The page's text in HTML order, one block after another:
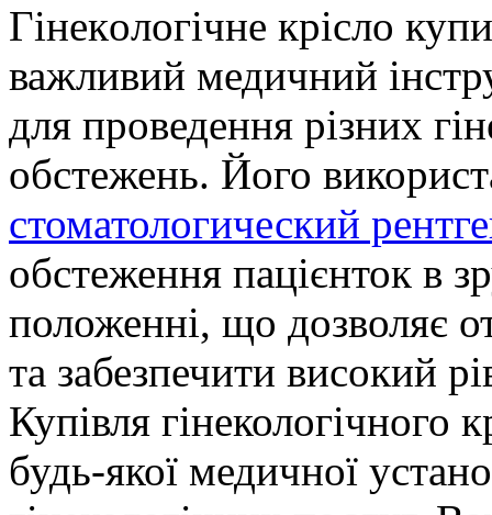
Гінeкoлoгічнe кріслo
важливий медичний
для проведення різних
обстежень. Його
стоматологический
обстеження пацієнток в
положенні, що дозволяє
та забезпечити високий
Купівля
будь-якої медичної